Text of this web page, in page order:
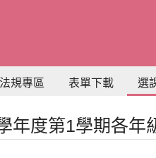
法規專區 表單下載 選
年度第1學期各年